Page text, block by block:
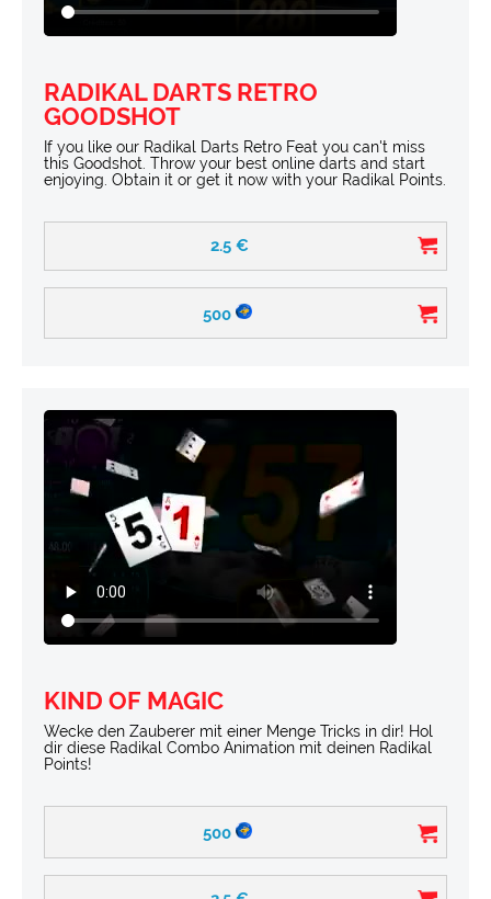
RADIKAL DARTS RETRO
GOODSHOT
If you like our Radikal Darts Retro Feat you can't miss
this Goodshot. Throw your best online darts and start
enjoying. Obtain it or get it now with your Radikal Points.
2.5 €
500
KIND OF MAGIC
Wecke den Zauberer mit einer Menge Tricks in dir! Hol
dir diese Radikal Combo Animation mit deinen Radikal
Points!
500